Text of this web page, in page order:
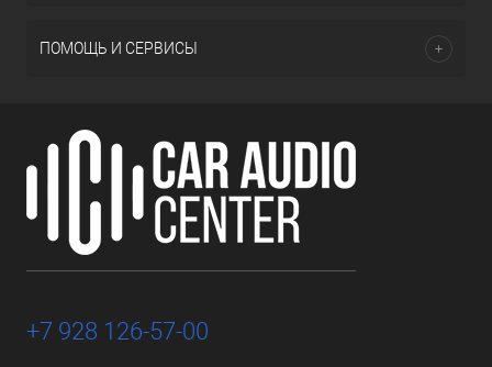
ПОМОЩЬ И СЕРВИСЫ
+7 928 126-57-00